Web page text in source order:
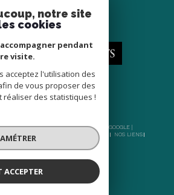
Nous
ADHÉRONS
| TRADUCTION POWERED BY GOOGLE |
DU SITE MENTIONS LÉGALES ADMIN
NOS LIENS
POLITIQUE RGPD
notre site
cookies
pendant
visite.
acceptez l'utilisation des
de vous proposer des
des statistiques !